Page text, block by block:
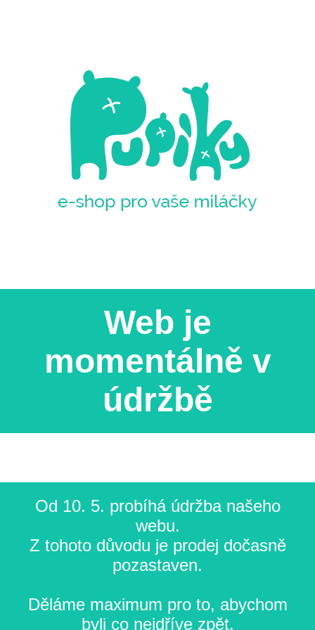
Web je
momentálně v
údržbě
Od 10. 5. probíhá údržba našeho
webu.
Z tohoto důvodu je prodej dočasně
pozastaven.
Děláme maximum pro to, abychom
byli co nejdříve zpět.